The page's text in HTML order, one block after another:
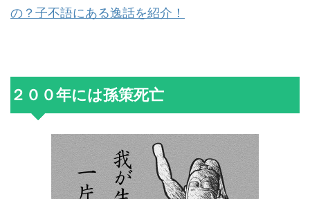
の？子不語にある逸話を紹介！
２００年には孫策死亡